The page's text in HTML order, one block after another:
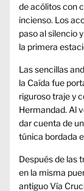
de acólitos con
incienso. Los
paso al silencio
la primera
Las sencillas
la Caída fue
riguroso traje y
Hermandad. Al
dar cuenta de
túnica bordada
Después de las
en la misma
antiguo Vía